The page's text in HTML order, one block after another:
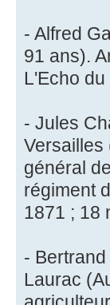
- Alfred
91 ans).
L'Echo
- Jules
Versailles
général
régiment
1871 ; 18
-
Laurac